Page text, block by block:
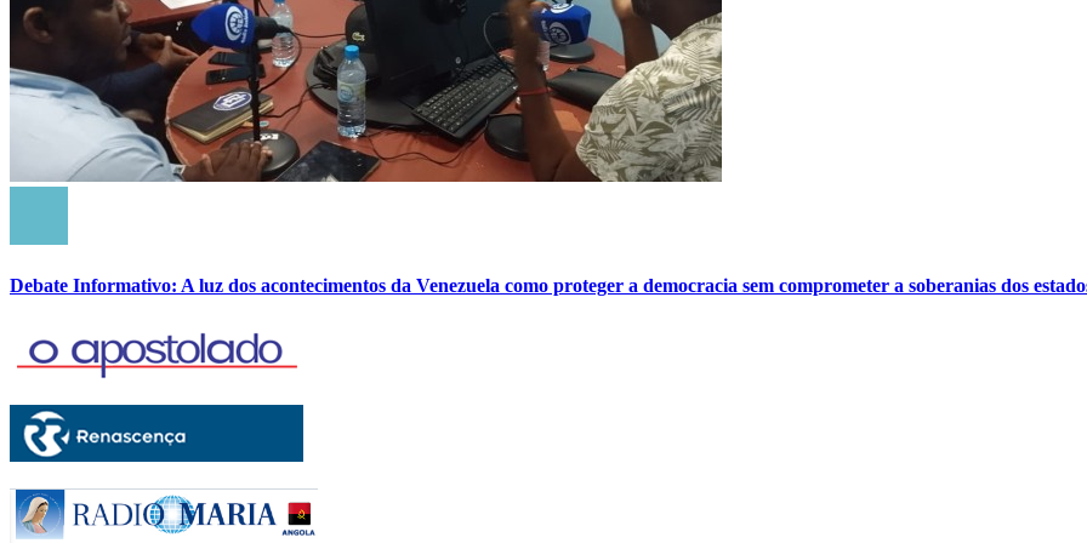
Debate Informativo: A luz dos acontecimentos da Venezuela como proteger a democracia sem comprometer a soberanias dos